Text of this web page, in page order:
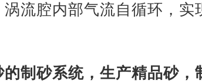
流腔内部气流自循环，实
制砂系统，生产精品砂，